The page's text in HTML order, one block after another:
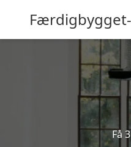
Få